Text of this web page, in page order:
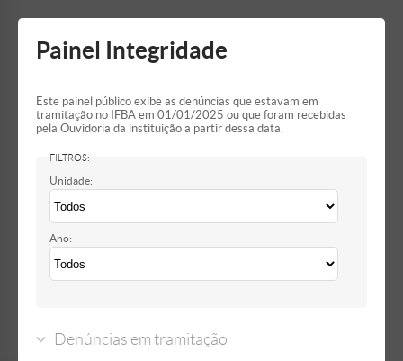
barra
Painel Integridade
Este painel público exibe as denúncias que estavam em
tramitação no IFBA em 01/01/2025 ou que foram recebidas
pela Ouvidoria da instituição a partir dessa data.
Unidade:
Ano:
Denúncias em tramitação